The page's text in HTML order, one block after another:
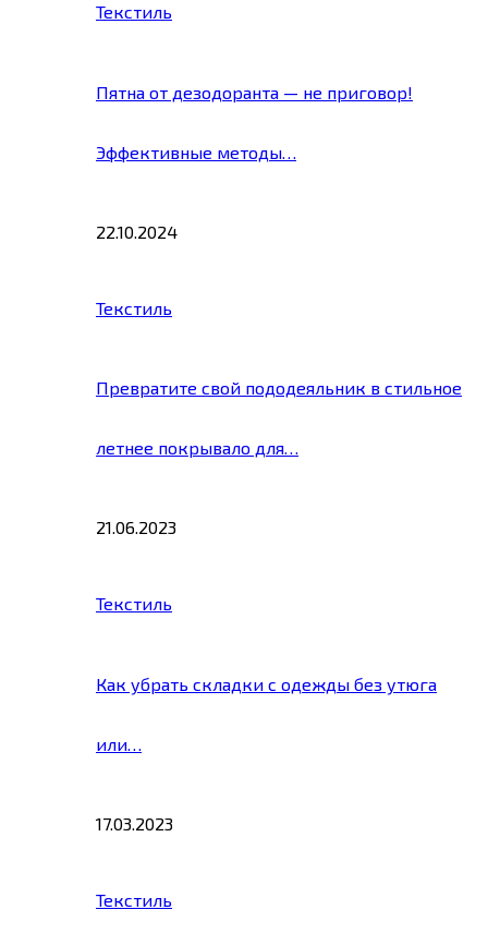
Текстиль
Пятна от дезодоранта — не приговор!
Эффективные методы…
22.10.2024
Текстиль
Превратите свой пододеяльник в стильное
летнее покрывало для…
21.06.2023
Текстиль
Как убрать складки с одежды без утюга
или…
17.03.2023
Текстиль